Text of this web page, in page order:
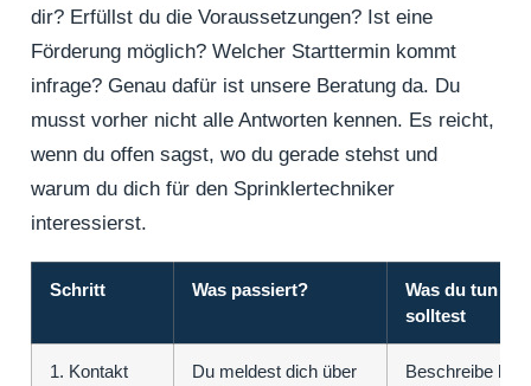
dir? Erfüllst du die Voraussetzungen? Ist eine
Förderung möglich? Welcher Starttermin kommt
infrage? Genau dafür ist unsere Beratung da. Du
musst vorher nicht alle Antworten kennen. Es reicht,
wenn du offen sagst, wo du gerade stehst und
warum du dich für den Sprinklertechniker
interessierst.
Schritt Was passiert?
Was du tun
solltest
1. Kontakt
Du meldest dich über
Beschreibe kurz